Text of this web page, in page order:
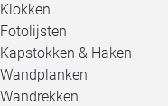
Klokken
Fotolijsten
Kapstokken & Haken
Wandplanken
Wandrekken